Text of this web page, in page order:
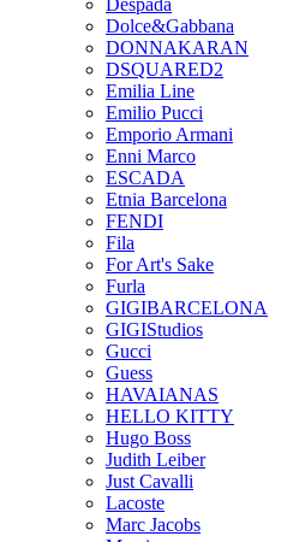
Despada
Dolce&Gabbana
DONNAKARAN
DSQUARED2
Emilia Line
Emilio Pucci
Emporio Armani
Enni Marco
ESCADA
Etnia Barcelona
FENDI
Fila
For Art's Sake
Furla
GIGIBARCELONA
GIGIStudios
Gucci
Guess
HAVAIANAS
HELLO KITTY
Hugo Boss
Judith Leiber
Just Cavalli
Lacoste
Marc Jacobs